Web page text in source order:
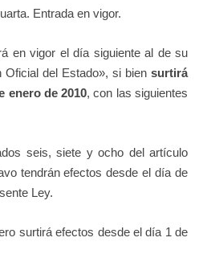
Entrada en vigor.
el día siguiente al de su
Oficial del Estado», si bien surtirá
enero de 2010, con las siguientes
siete y ocho del artículo
tendrán efectos desde el día de
Ley.
efectos desde el día 1 de